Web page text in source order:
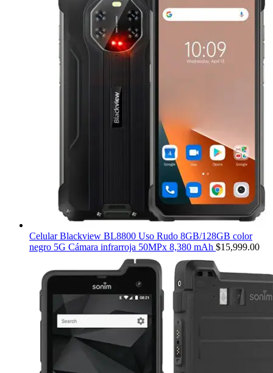
Celular Blackview BL8800 Uso Rudo 8GB/128GB color
negro 5G Cámara infrarroja 50MPx 8,380 mAh $15,999.00